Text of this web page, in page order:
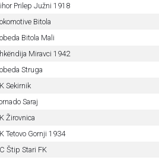
Prilep Južni 1918
Bitola
Bitola Mali
Miravci 1942
Struga
Sekirnik
Saraj
Žirovnica
Tetovo Gornji 1934
Štip Stari FK